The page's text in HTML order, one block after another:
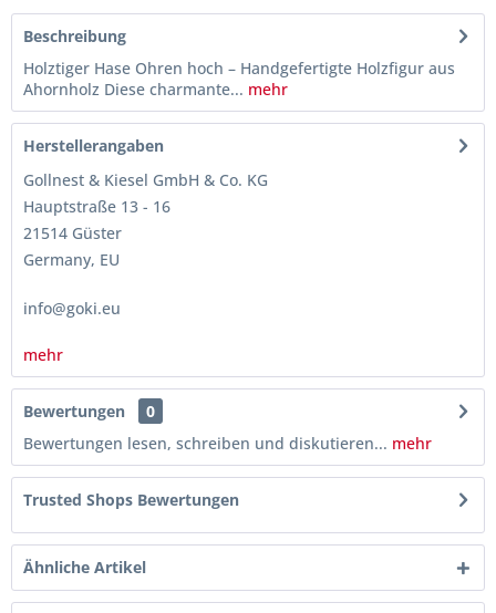
Beschreibung
Holztiger Hase Ohren hoch – Handgefertigte Holzfigur aus
Ahornholz Diese charmante... mehr
Herstellerangaben
Gollnest & Kiesel GmbH & Co. KG
Hauptstraße 13 - 16
21514 Güster
Germany, EU
info@goki.eu
mehr
Bewertungen
0
Bewertungen lesen, schreiben und diskutieren... mehr
Trusted Shops Bewertungen
Ähnliche Artikel